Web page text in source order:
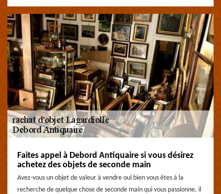
Faites appel à Debord Antiquaire si vous désirez
achetez des objets de seconde main
Avez-vous un objet de valeur à vendre oui bien vous êtes à la
recherche de quelque chose de seconde main qui vous passionne, il